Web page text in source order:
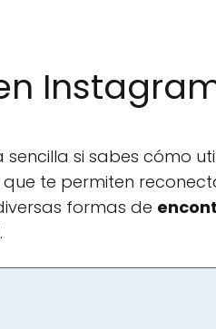
si sabes cómo
te permiten
formas de